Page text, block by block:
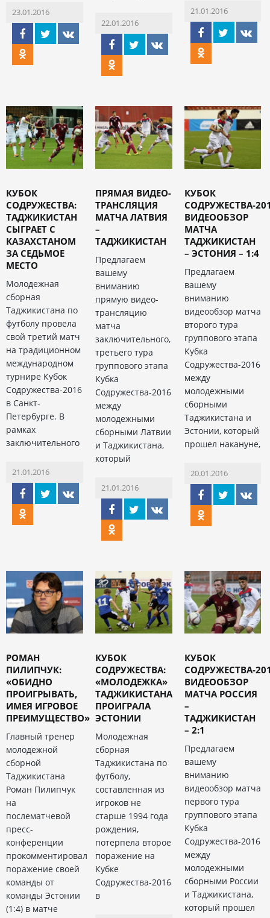
23.01.2016
22.01.2016
21.01.2016
КУБОК
СОДРУЖЕСТВА:
ТАДЖИКИСТАН
СЫГРАЕТ С
КАЗАХСТАНОМ
ЗА СЕДЬМОЕ
МЕСТО
Молодежная
сборная
Таджикистана по
футболу провела
свой третий матч
на традиционном
международном
турнире Кубок
Содружества-2016
в Санкт-
Петербурге. В
рамках
заключительного
21.01.2016
ПРЯМАЯ ВИДЕО-
ТРАНСЛЯЦИЯ
МАТЧА ЛАТВИЯ
–
ТАДЖИКИСТАН
Предлагаем
вашему
вниманию
прямую видео-
трансляцию
матча
заключительного,
третьего тура
группового этапа
Кубка
Содружества-2016
между
молодежными
сборными Латвии
и Таджикистана,
который
21.01.2016
КУБОК
СОДРУЖЕСТВА-
ВИДЕООБЗОР
МАТЧА
ТАДЖИКИСТАН
– ЭСТОНИЯ – 1:4
Предлагаем
вашему
вниманию
видеообзор матча
второго тура
группового этапа
Кубка
Содружества-2016
между
молодежными
сборными
Таджикистана и
Эстонии, который
прошел накануне,
20.01.2016
РОМАН
ПИЛИПЧУК:
«ОБИДНО
ПРОИГРЫВАТЬ,
ИМЕЯ ИГРОВОЕ
ПРЕИМУЩЕСТВО»
Главный тренер
молодежной
сборной
Таджикистана
Роман Пилипчук
на
послематчевой
пресс-
конференции
прокомментировал
поражение своей
команды от
команды Эстонии
(1:4) в матче
КУБОК
СОДРУЖЕСТВА:
«МОЛОДЕЖКА»
ТАДЖИКИСТАНА
ПРОИГРАЛА
ЭСТОНИИ
Молодежная
сборная
Таджикистана по
футболу,
составленная из
игроков не
старше 1994 года
рождения,
потерпела второе
поражение на
Кубке
Содружества-2016
в
КУБОК
СОДРУЖЕСТВА-
ВИДЕООБЗОР
МАТЧА РОССИЯ
–
ТАДЖИКИСТАН
– 2:1
Предлагаем
вашему
вниманию
видеообзор матча
первого тура
группового этапа
Кубка
Содружества-2016
между
молодежными
сборными России
и Таджикистана,
который прошел